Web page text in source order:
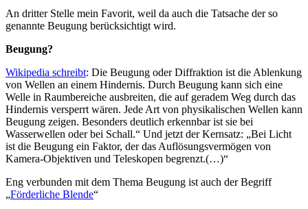
An dritter Stelle mein Favorit, weil da auch die Tatsache der so
genannte Beugung berücksichtigt wird.
Beugung?
Wikipedia schreibt: Die Beugung oder Diffraktion ist die Ablenkung
von Wellen an einem Hindernis. Durch Beugung kann sich eine
Welle in Raumbereiche ausbreiten, die auf geradem Weg durch das
Hindernis versperrt wären. Jede Art von physikalischen Wellen kann
Beugung zeigen. Besonders deutlich erkennbar ist sie bei
Wasserwellen oder bei Schall.“ Und jetzt der Kernsatz: „Bei Licht
ist die Beugung ein Faktor, der das Auflösungsvermögen von
Kamera-Objektiven und Teleskopen begrenzt.(…)“
Eng verbunden mit dem Thema Beugung ist auch der Begriff
„Förderliche Blende“